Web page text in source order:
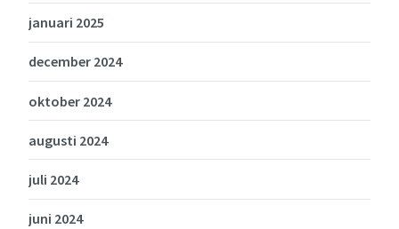
januari 2025
december 2024
oktober 2024
augusti 2024
juli 2024
juni 2024